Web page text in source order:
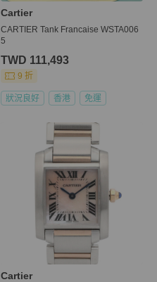
Cartier
CARTIER Tank Francaise WSTA006
5
TWD 111,493
9 折
狀況良好 香港 免運
Cartier